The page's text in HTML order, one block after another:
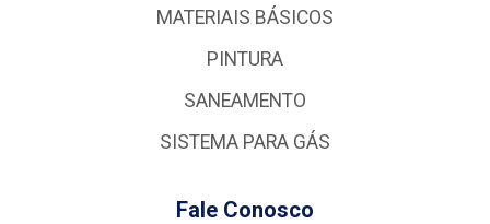
MATERIAIS BÁSICOS
PINTURA
SANEAMENTO
SISTEMA PARA GÁS
Fale Conosco